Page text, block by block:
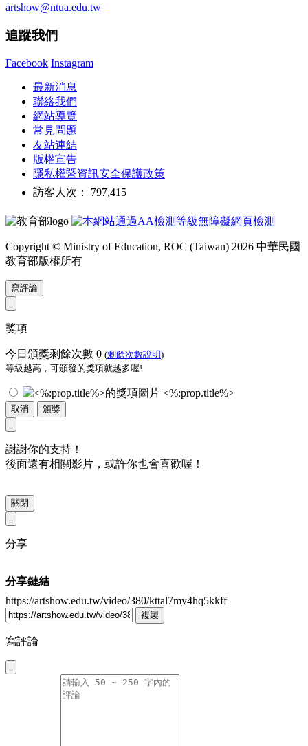
artshow@ntua.edu.tw
追蹤我們
Facebook Instagram
最新消息
聯絡我們
網站導覽
常見問題
友站連結
版權宣告
隱私權暨資訊安全保護政策
訪客人次： 797,415
Copyright © Ministry of Education, ROC (Taiwan) 2026 中華民國
教育部版權所有
寫評論
獎項
今日頒獎剩餘次數 0 (剩餘次數說明)
等級越高，可頒發的獎項就越多喔!
<%:prop.title%>
取消 頒獎
謝謝你的支持！
後面還有相關影片，或許你也會喜歡喔！
關閉
分享
分享鏈結
https://artshow.edu.tw/video/380/kttal7my4hq5kkff
複製
寫評論